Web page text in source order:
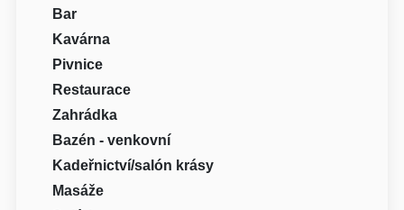
Bar
Kavárna
Pivnice
Restaurace
Zahrádka
Bazén - venkovní
Kadeřnictví/salón krásy
Masáže